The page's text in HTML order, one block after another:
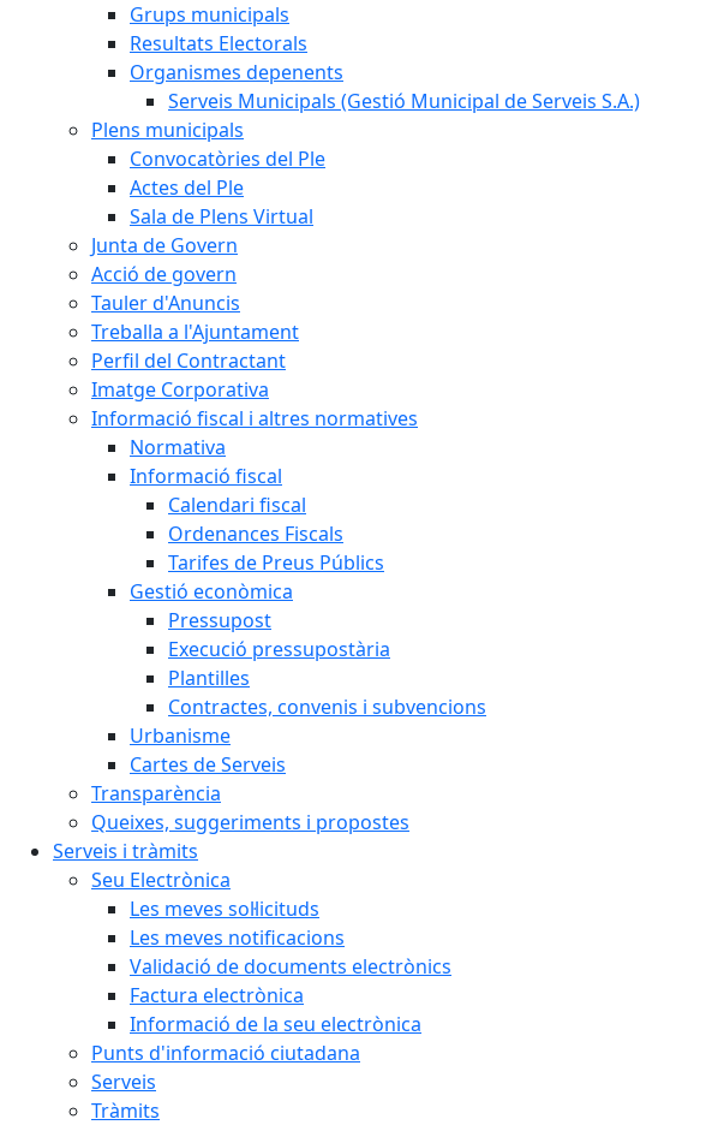
Grups municipals
Resultats Electorals
Organismes depenents
Serveis Municipals (Gestió Municipal de Serveis S.A.)
Plens municipals
Convocatòries del Ple
Actes del Ple
Sala de Plens Virtual
Junta de Govern
Acció de govern
Tauler d'Anuncis
Treballa a l'Ajuntament
Perfil del Contractant
Imatge Corporativa
Informació fiscal i altres normatives
Normativa
Informació fiscal
Calendari fiscal
Ordenances Fiscals
Tarifes de Preus Públics
Gestió econòmica
Pressupost
Execució pressupostària
Plantilles
Contractes, convenis i subvencions
Urbanisme
Cartes de Serveis
Transparència
Queixes, suggeriments i propostes
Serveis i tràmits
Seu Electrònica
Les meves sol·licituds
Les meves notificacions
Validació de documents electrònics
Factura electrònica
Informació de la seu electrònica
Punts d'informació ciutadana
Serveis
Tràmits